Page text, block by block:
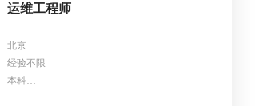
运维工程师
北京
经验不限
本科